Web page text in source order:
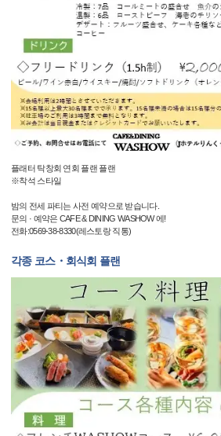
플래터 탁창회 연회 플랜 플랜
※착석 스타일
밤의 전세 파티는 사전 예약으로 받습니다.
문의 · 예약은 CAFE & DINING WASHOW 에!
전화:0569-38-8330(레스토랑 직통)
각종 코스・회식회 플랜